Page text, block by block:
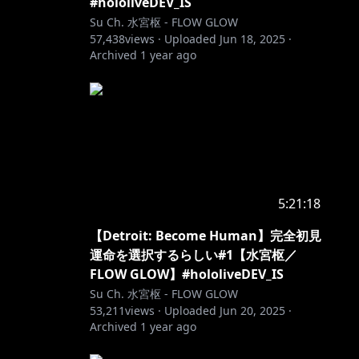
Su Ch. 水宮枢 - FLOW GLOW
57,438views · Uploaded Jun 18, 2025 ·
Archived 1 year ago
5:21:18
【Detroit: Become Human】完全初見
運命を選択するらしい#1【水宮枢／
FLOW GLOW】#hololiveDEV_IS
Su Ch. 水宮枢 - FLOW GLOW
53,211views · Uploaded Jun 20, 2025 ·
Archived 1 year ago